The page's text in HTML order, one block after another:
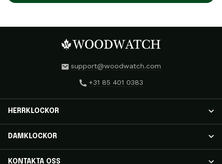
support@woodwatch.com
+31 85 401 0383
HERRKLOCKOR
DAMKLOCKOR
KONTAKTA OSS